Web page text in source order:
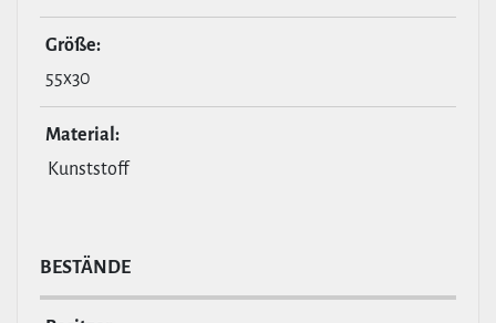
Größe:
55x30
Material:
Kunststoff
BESTÄNDE